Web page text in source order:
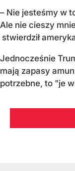
– Nie jesteśmy w
Ale nie cieszy
stwierdził
Jednocześnie
mają zapasy
potrzebne, to "je